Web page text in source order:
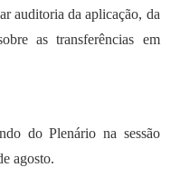
auditoria da aplicação, da
as transferências em
do Plenário na sessão
agosto.